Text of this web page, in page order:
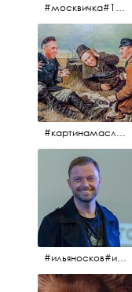
#москвичка#1990#вднх2016#июль2016#
#картинамаслом #картина #охотники#хорошеенастроение #aplgallery
#ильяносков#ильяносков_главныйгерой #санктпетербург #ленфильм# @ilya_noskov_official #контрибуция#очеммолчатфранцузы#эдуардпичугин